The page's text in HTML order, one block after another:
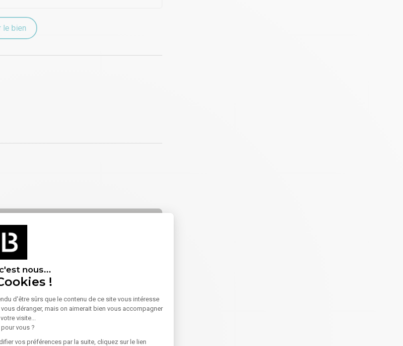
nous...
!
d'être sûrs que le contenu de ce site vous intéresse
vous déranger, mais on aimerait bien vous accompagner
visite...
pour vous ?
vos préférences par la suite, cliquez sur le lien
le bien